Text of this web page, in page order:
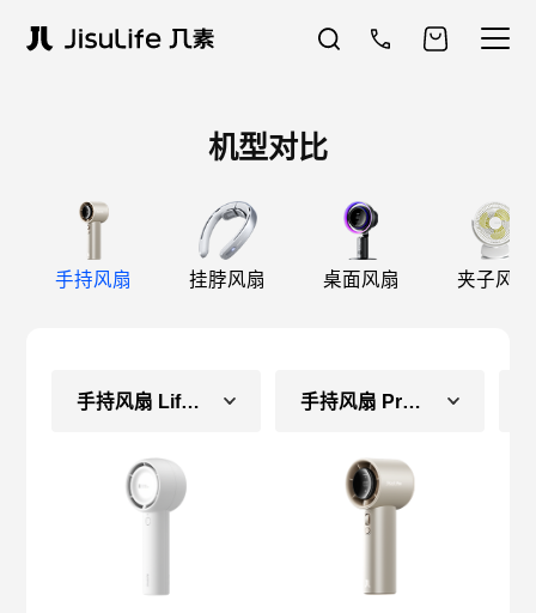
机型对比
手持风扇 挂脖风扇 桌面风扇 夹子风扇
手持风扇 Life5（常规款） 手持风扇 Pro1S